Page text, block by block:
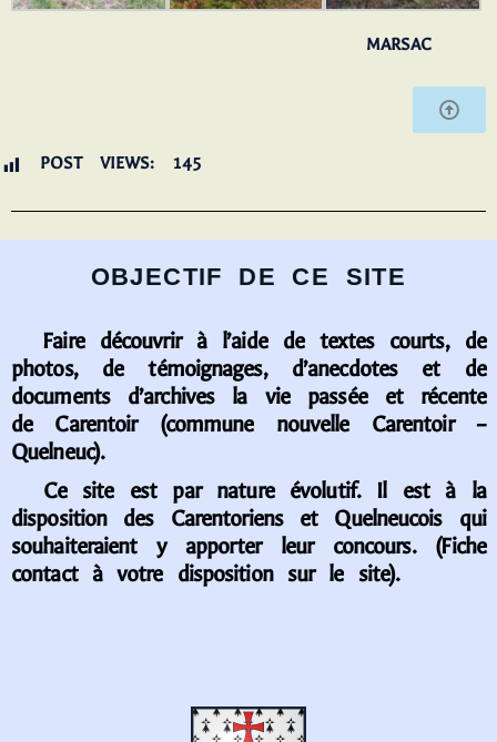
MARSAC
POST VIEWS: 145
OBJECTIF DE CE SITE
Faire découvrir à l’aide de textes courts, de
photos, de témoignages, d’anecdotes et de
documents d’archives la vie passée et récente
de Carentoir (commune nouvelle Carentoir –
Quelneuc).
Ce site est par nature évolutif. Il est à la
disposition des Carentoriens et Quelneucois qui
souhaiteraient y apporter leur concours. (Fiche
contact à votre disposition sur le site).